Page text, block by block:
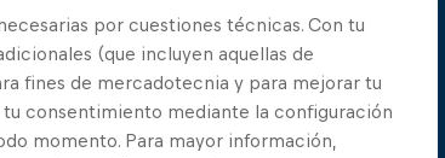
por cuestiones técnicas. Con tu
(que incluyen aquellas de
fines de mercadotecnia y para mejorar tu
consentimiento mediante la configuración
momento. Para mayor información,